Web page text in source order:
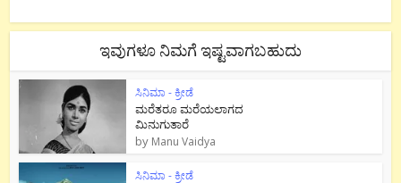
ಇವುಗಳೂ ನಿಮಗೆ ಇಷ್ಟವಾಗಬಹುದು
ಸಿನಿಮಾ - ಕ್ರೀಡೆ
ಮರೆತರೂ ಮರೆಯಲಾಗದ
ಮಿನುಗುತಾರೆ
by Manu Vaidya
ಸಿನಿಮಾ - ಕ್ರೀಡೆ